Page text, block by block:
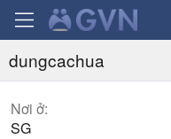
dungcachua
Nơi ở
SG